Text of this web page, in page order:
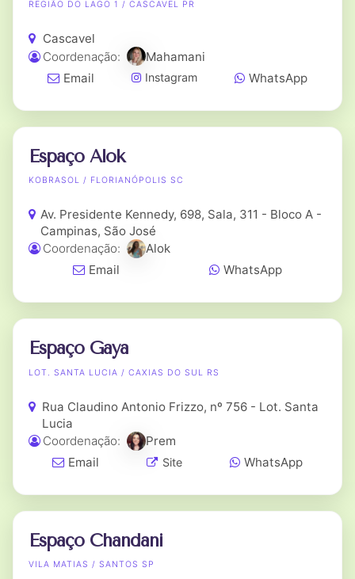
REGIÃO DO LAGO 1 / CASCAVEL PR
Cascavel
Coordenação:
Mahamani
Email
Instagram WhatsApp
Espaço Alok
KOBRASOL / FLORIANÓPOLIS SC
Av. Presidente Kennedy, 698, Sala, 311 - Bloco A -
Campinas, São José
Coordenação:
Alok
Email
WhatsApp
Espaço Gaya
LOT. SANTA LUCIA / CAXIAS DO SUL RS
Rua Claudino Antonio Frizzo, nº 756 - Lot. Santa
Lucia
Coordenação:
Prem
Email
Site WhatsApp
Espaço Chandani
VILA MATIAS / SANTOS SP